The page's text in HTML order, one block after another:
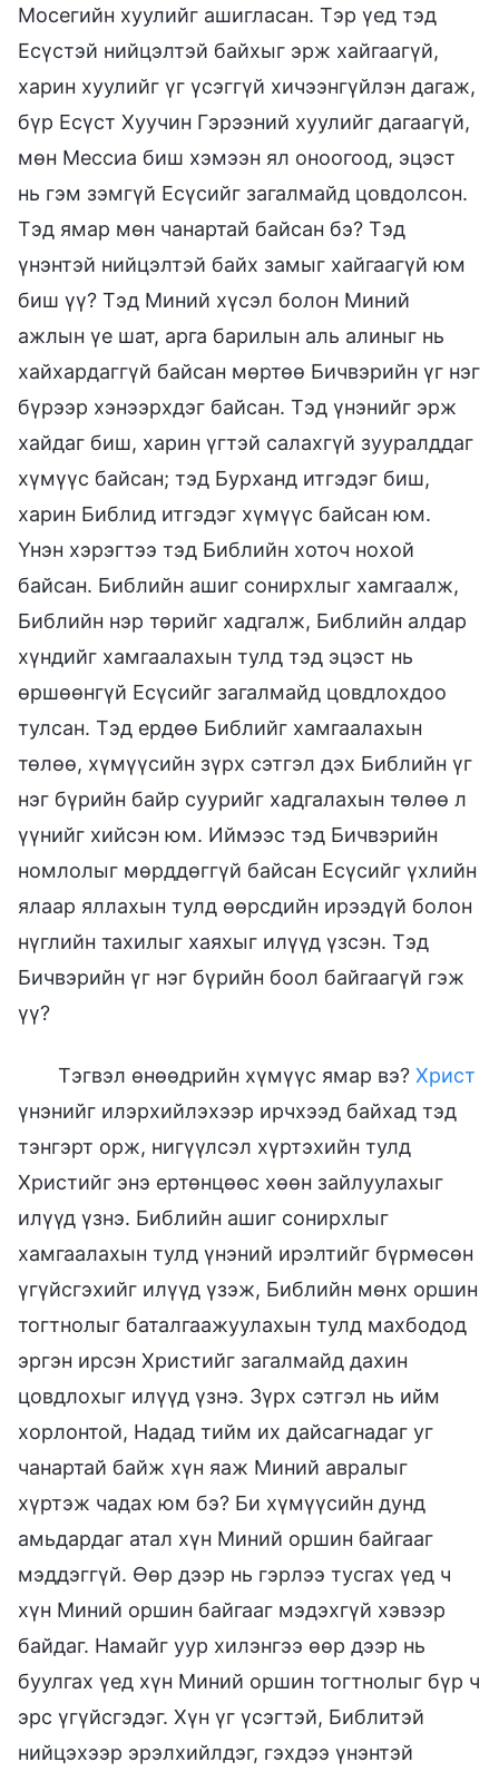
Мосегийн хуулийг ашигласан. Тэр үед тэд
Есүстэй нийцэлтэй байхыг эрж хайгаагүй,
харин хуулийг үг үсэггүй хичээнгүйлэн дагаж,
бүр Есүст Хуучин Гэрээний хуулийг дагаагүй,
мөн Мессиа биш хэмээн ял оноогоод, эцэст
нь гэм зэмгүй Есүсийг загалмайд цовдолсон.
Тэд ямар мөн чанартай байсан бэ? Тэд
үнэнтэй нийцэлтэй байх замыг хайгаагүй юм
биш үү? Тэд Миний хүсэл болон Миний
ажлын үе шат, арга барилын аль алиныг нь
хайхардаггүй байсан мөртөө Бичвэрийн үг нэг
бүрээр хэнээрхдэг байсан. Тэд үнэнийг эрж
хайдаг биш, харин үгтэй салахгүй зууралддаг
хүмүүс байсан; тэд Бурханд итгэдэг биш,
харин Библид итгэдэг хүмүүс байсан юм.
Үнэн хэрэгтээ тэд Библийн хоточ нохой
байсан. Библийн ашиг сонирхлыг хамгаалж,
Библийн нэр төрийг хадгалж, Библийн алдар
хүндийг хамгаалахын тулд тэд эцэст нь
өршөөнгүй Есүсийг загалмайд цовдлохдоо
тулсан. Тэд ердөө Библийг хамгаалахын
төлөө, хүмүүсийн зүрх сэтгэл дэх Библийн үг
нэг бүрийн байр суурийг хадгалахын төлөө л
үүнийг хийсэн юм. Иймээс тэд Бичвэрийн
номлолыг мөрддөггүй байсан Есүсийг үхлийн
ялаар яллахын тулд өөрсдийн ирээдүй болон
нүглийн тахилыг хаяхыг илүүд үзсэн. Тэд
Бичвэрийн үг нэг бүрийн боол байгаагүй гэж
үү?
Тэгвэл өнөөдрийн хүмүүс ямар вэ? Христ
үнэнийг илэрхийлэхээр ирчхээд байхад тэд
тэнгэрт орж, нигүүлсэл хүртэхийн тулд
Христийг энэ ертөнцөөс хөөн зайлуулахыг
илүүд үзнэ. Библийн ашиг сонирхлыг
хамгаалахын тулд үнэний ирэлтийг бүрмөсөн
үгүйсгэхийг илүүд үзэж, Библийн мөнх оршин
тогтнолыг баталгаажуулахын тулд махбодод
эргэн ирсэн Христийг загалмайд дахин
цовдлохыг илүүд үзнэ. Зүрх сэтгэл нь ийм
хорлонтой, Надад тийм их дайсагнадаг уг
чанартай байж хүн яаж Миний авралыг
хүртэж чадах юм бэ? Би хүмүүсийн дунд
амьдардаг атал хүн Миний оршин байгааг
мэддэггүй. Өөр дээр нь гэрлээ тусгах үед ч
хүн Миний оршин байгааг мэдэхгүй хэвээр
байдаг. Намайг уур хилэнгээ өөр дээр нь
буулгах үед хүн Миний оршин тогтнолыг бүр ч
эрс үгүйсгэдэг. Хүн үг үсэгтэй, Библитэй
нийцэхээр эрэлхийлдэг, гэхдээ үнэнтэй